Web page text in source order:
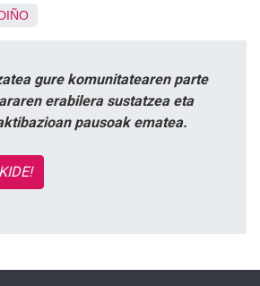
gure komunitatearen parte
erabilera sustatzea eta
pausoak ematea.